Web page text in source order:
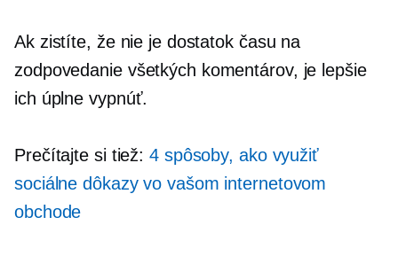
Ak zistíte, že nie je dostatok času na
zodpovedanie všetkých komentárov, je lepšie
ich úplne vypnúť.
Prečítajte si tiež: 4 spôsoby, ako využiť
sociálne dôkazy vo vašom internetovom
obchode